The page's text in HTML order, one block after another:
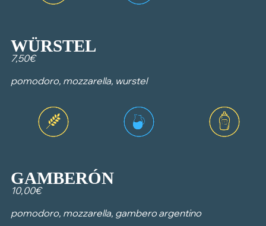
WÜRSTEL
7,50€
pomodoro, mozzarella, wurstel
GAMBERÓN
10,00€
pomodoro, mozzarella, gambero argentino